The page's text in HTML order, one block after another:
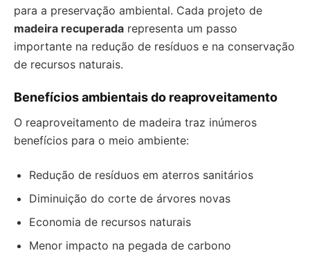
para a preservação ambiental. Cada projeto de
madeira recuperada representa um passo
importante na redução de resíduos e na conservação
de recursos naturais.
Benefícios ambientais do reaproveitamento
O reaproveitamento de madeira traz inúmeros
benefícios para o meio ambiente:
Redução de resíduos em aterros sanitários
Diminuição do corte de árvores novas
Economia de recursos naturais
Menor impacto na pegada de carbono